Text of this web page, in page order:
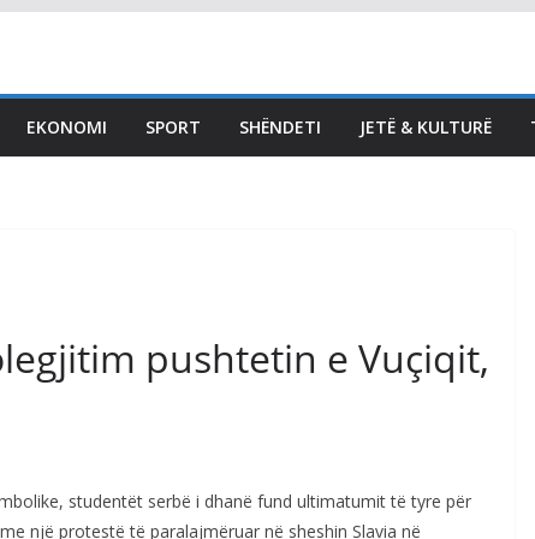
EKONOMI SPORT SHËNDETI JETË & KULTURË
pushtetin e Vuçiqit,
studentët serbë i dhanë fund ultimatumit të tyre për
një protestë të paralajmëruar në sheshin Slavia në
LAJMET
Presidentit